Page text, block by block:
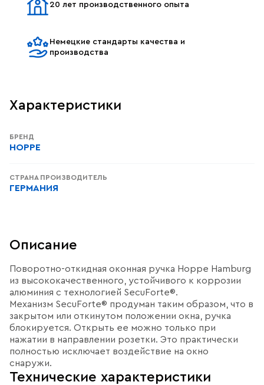
20 лет производственного опыта
Немецкие стандарты качества и
производства
Характеристики
БРЕНД
HOPPE
СТРАНА ПРОИЗВОДИТЕЛЬ
ГЕРМАНИЯ
Описание
Поворотно-откидная оконная ручка Hoppe Hamburg
из высококачественного, устойчивого к коррозии
алюминия с технологией SecuForte®.
Механизм SecuForte® продуман таким образом, что в
закрытом или откинутом положении окна, ручка
блокируется. Открыть ее можно только при
нажатии в направлении розетки. Это практически
полностью исключает воздействие на окно
снаружи.
Технические характеристики